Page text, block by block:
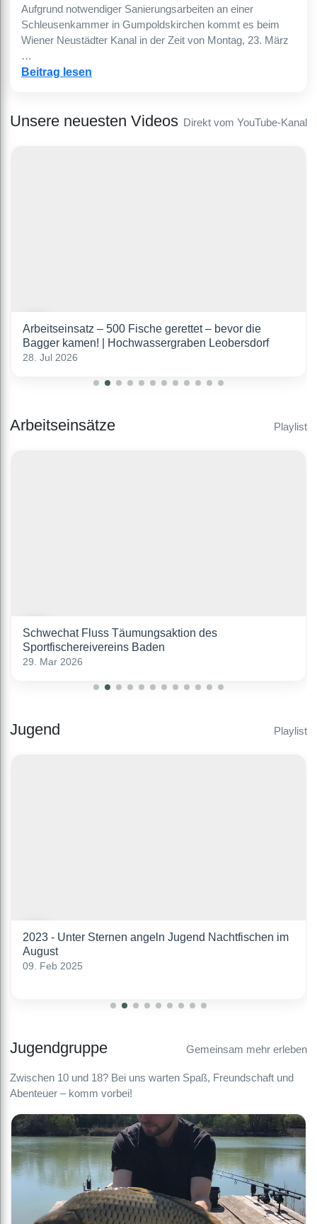
Aufgrund notwendiger Sanierungsarbeiten an einer
Schleusenkammer in Gumpoldskirchen kommt es beim
Wiener Neustädter Kanal in der Zeit von Montag, 23. März
…
Beitrag lesen
Unsere neuesten Videos Direkt vom YouTube-Kanal
Arbeitseinsatz – 500 Fische gerettet – bevor die
Bagger kamen! | Hochwassergraben Leobersdorf
28. Jul 2026
Arbeitseinsätze Playlist
Schwechat Fluss Täumungsaktion des
Sportfischereivereins Baden
29. Mar 2026
Jugend Playlist
2023 - Unter Sternen angeln Jugend Nachtfischen im
August
09. Feb 2025
Jugendgruppe Gemeinsam mehr erleben
Zwischen 10 und 18? Bei uns warten Spaß, Freundschaft und
Abenteuer – komm vorbei!